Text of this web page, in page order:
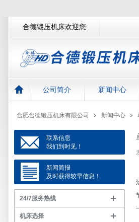
合德锻压机床欢迎您
公司简介 新闻中心
合肥合德锻压机床有限公司 新闻中心
联系信息
我们到时见！
新闻简报
及时获得较早信息！
24/7服务热线
机床选择